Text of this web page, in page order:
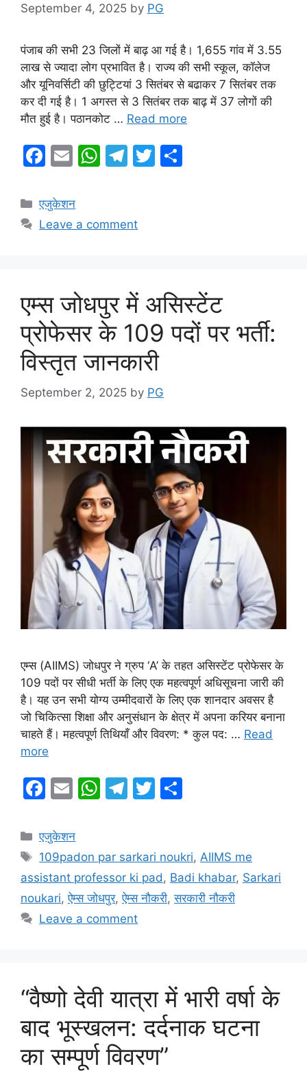
September 4, 2025 by PG
पंजाब की सभी 23 जिलों में बाढ़ आ गई है। 1,655 गांव में 3.55
लाख से ज्यादा लोग प्रभावित है। राज्य की सभी स्कूल, कॉलेज
और यूनिवर्सिटी की छुट्टियां 3 सितंबर से बढाकर 7 सितंबर तक
कर दी गई है। 1 अगस्त से 3 सितंबर तक बाढ़ में 37 लोगों की
मौत हुई है। पठानकोट … Read more
F
c
e
k
E
ai
l
W
s
T
gr
T
Categories
एजुकेशन
Leave a comment
एम्स जोधपुर में असिस्टेंट
प्रोफेसर के 109 पदों पर भर्ती:
विस्तृत जानकारी
September 2, 2025 by PG
एम्स (AIIMS) जोधपुर ने ग्रुप ‘A’ के तहत असिस्टेंट प्रोफेसर के
109 पदों पर सीधी भर्ती के लिए एक महत्वपूर्ण अधिसूचना जारी की
है। यह उन सभी योग्य उम्मीदवारों के लिए एक शानदार अवसर है
जो चिकित्सा शिक्षा और अनुसंधान के क्षेत्र में अपना करियर बनाना
चाहते हैं। महत्वपूर्ण तिथियाँ और विवरण: * कुल पद: … Read
more
F
c
e
b
o
o
E
ai
l
W
s
A
p
p
T
gr
a
m
T
er e
Categories
एजुकेशन
Tags
109padon par sarkari noukri,AIIMS me
assistant professor ki pad, Badi khabar, Sarkari
noukari,ऐम्स जोधपुर,ऐम्स नौकरी,सरकारी नौकरी
Leave a comment
“वैष्णो देवी यात्रा में भारी वर्षा के
बाद भूस्खलन: दर्दनाक घटना
का सम्पूर्ण विवरण”